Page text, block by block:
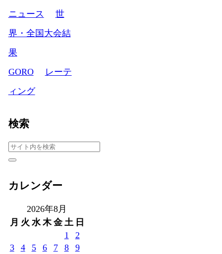
ニュース
世
界・全国大会結
果
GORO
レーテ
ィング
検索
カレンダー
2026年8月
月 火 水 木 金 土 日
1
2
3
4 5 6 7 8
9